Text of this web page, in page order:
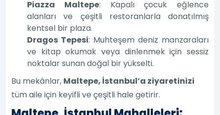
Piazza Maltepe: Kapalı çocuk eğlence
alanları ve çeşitli restoranlarla donatılmış
kentsel bir plaza.
Dragos Tepesi: Muhteşem deniz manzaraları
ve kitap okumak veya dinlenmek için sessiz
noktalar sunan doğal bir yükselti.
Bu mekânlar, Maltepe, İstanbul’a ziyaretinizi
tüm aile için keyifli ve çeşitli hale getirir.